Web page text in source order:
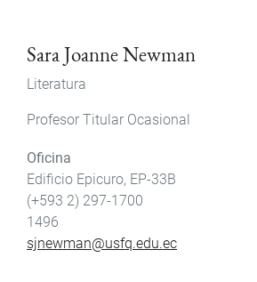
Sara Joanne Newman
Literatura
Profesor Titular Ocasional
Oficina
Edificio Epicuro, EP-33B
(+593 2) 297-1700
1496
sjnewman@usfq.edu.ec